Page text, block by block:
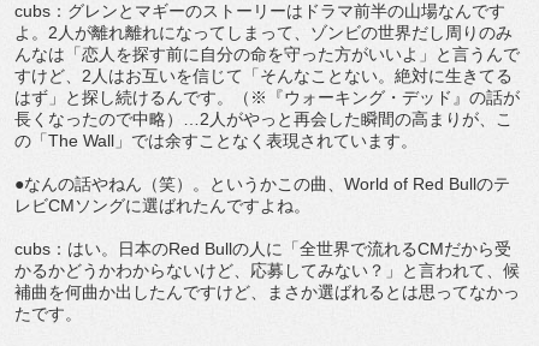
cubs：グレンとマギーのストーリーはドラマ前半の山場なんです
よ。2人が離れ離れになってしまって、ゾンビの世界だし周りのみ
んなは「恋人を探す前に自分の命を守った方がいいよ」と言うんで
すけど、2人はお互いを信じて「そんなことない。絶対に生きてる
はず」と探し続けるんです。（※『ウォーキング・デッド』の話が
長くなったので中略）…2人がやっと再会した瞬間の高まりが、こ
の「The Wall」では余すことなく表現されています。
●なんの話やねん（笑）。というかこの曲、World of Red Bullのテ
レビCMソングに選ばれたんですよね。
cubs：はい。日本のRed Bullの人に「全世界で流れるCMだから受
かるかどうかわからないけど、応募してみない？」と言われて、候
補曲を何曲か出したんですけど、まさか選ばれるとは思ってなかっ
たです。